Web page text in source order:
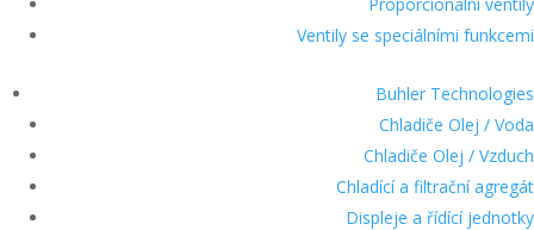
Ventily se speciálními funkcemi
Buhler Technologies
Chladiče Olej / Voda
Chladiče Olej / Vzduch
Chladící a filtrační agregát
Displeje a řídící jednotky